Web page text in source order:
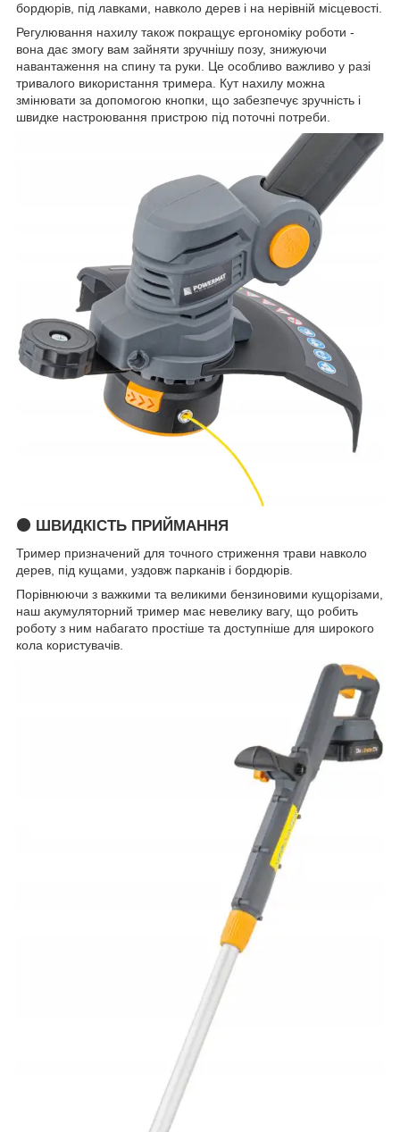
бордюрів, під лавками, навколо дерев і на нерівній місцевості.
Регулювання нахилу також покращує ергономіку роботи -
вона дає змогу вам зайняти зручнішу позу, знижуючи
навантаження на спину та руки. Це особливо важливо у разі
тривалого використання тримера. Кут нахилу можна
змінювати за допомогою кнопки, що забезпечує зручність і
швидке настроювання пристрою під поточні потреби.
🟠 ШВИДКІСТЬ ПРИЙМАННЯ
Тример призначений для точного стриження трави навколо
дерев, під кущами, уздовж парканів і бордюрів.
Порівнюючи з важкими та великими бензиновими кущорізами,
наш акумуляторний тример має невелику вагу, що робить
роботу з ним набагато простіше та доступніше для широкого
кола користувачів.